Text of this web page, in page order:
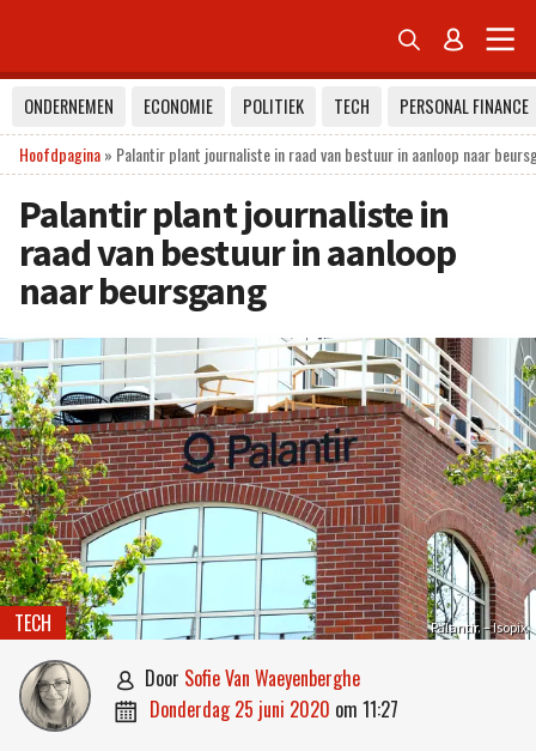
 
ONDERNEMEN ECONOMIE POLITIEK TECH
PERSONAL FINANCE
Hoofdpagina» Palantir plant journaliste in raad van bestuur in aanloop naar
Palantir plant journaliste in
raad van bestuur in aanloop
naar beursgang
Palantir. – Isopix
TECH
 door Sofie Van Waeyenberghe
 donderdag 25 juni 2020 om 11:27